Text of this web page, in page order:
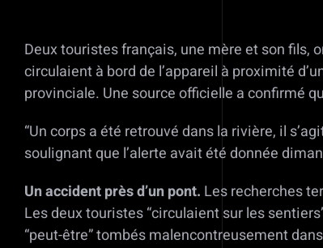
Deux touristes français, une mère et son fils,
circulaient à bord de l’appareil à proximité
provinciale. Une source officielle a confirmé
“Un corps a été retrouvé dans la rivière, il
soulignant que l’alerte avait été donnée
Un accident près d’un pont. Les recherches
Les deux touristes “circulaient sur les
“peut-être” tombés malencontreusement